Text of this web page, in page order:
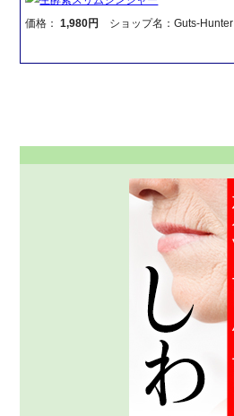
価格：1,980円 ショップ名：Guts-Hunter